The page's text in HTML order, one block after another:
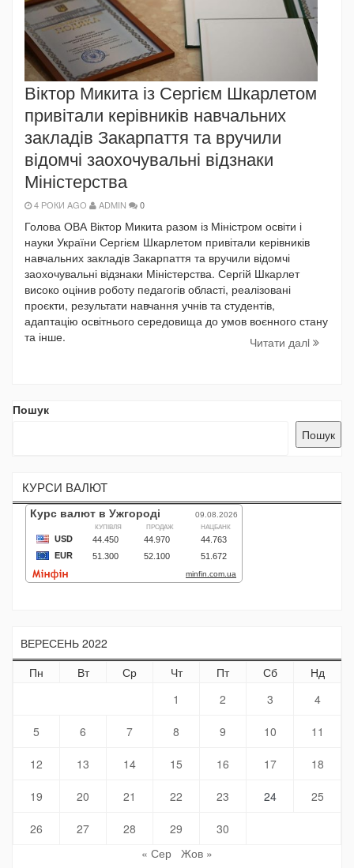
Віктор Микита із Сергієм Шкарлетом
привітали керівників навчальних
закладів Закарпаття та вручили
відомчі заохочувальні відзнаки
Міністерства
4 РОКИ AGO ADMIN 0
Голова ОВА Віктор Микита разом із Міністром освіти і
науки України Сергієм Шкарлетом привітали керівників
навчальних закладів Закарпаття та вручили відомчі
заохочувальні відзнаки Міністерства. Сергій Шкарлет
високо оцінив роботу педагогів області, реалізовані
проєкти, результати навчання учнів та студентів,
адаптацію освітнього середовища до умов воєнного стану
та інше.
Читати далi
Пошук
Пошук
КУРСИ ВАЛЮТ
ВЕРЕСЕНЬ 2022
Пн
Вт Ср Чт Пт Сб
Нд
1
2 3 4
5 6 7 8 9 10 11
12 13 14 15 16 17 18
19 20 21 22 23 24 25
26 27 28 29
30
« Сер Жов »